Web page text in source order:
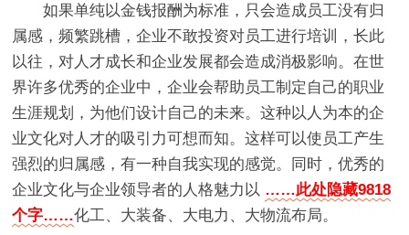
如果单纯以金钱报酬为标准，只会造成员工没有归
属感，频繁跳槽，企业不敢投资对员工进行培训，长此
以往，对人才成长和企业发展都会造成消极影响。在世
界许多优秀的企业中，企业会帮助员工制定自己的职业
生涯规划，为他们设计自己的未来。这种以人为本的企
业文化对人才的吸引力可想而知。这样可以使员工产生
强烈的归属感，有一种自我实现的感觉。同时，优秀的
企业文化与企业领导者的人格魅力以 ……此处隐藏9818
个字……化工、大装备、大电力、大物流布局。